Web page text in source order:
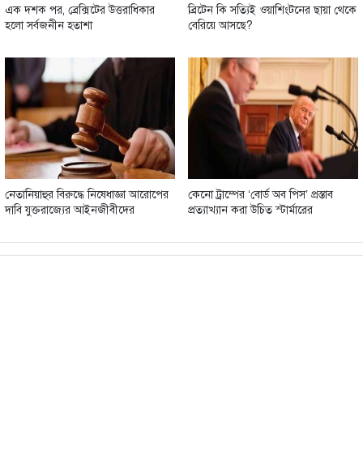
এক দশক পর, ব্রেক্সিটের উত্তরাধিকার
হলো সর্বজনীন হতাশা
ব্রিটেন কি সত্যিই ওয়াশিংটনের ছায়া থেকে
বেরিয়ে আসছে?
নেতানিয়াহুর বিরুদ্ধে নিষেধাজ্ঞা আরোপের
দাবি যুক্তরাজ্যের আইনজীবীদের
কেনো ট্রাম্পের ‘বোর্ড অব পিস’ প্রস্তাব
প্রত্যাখ্যান করা উচিত স্টার্মারের